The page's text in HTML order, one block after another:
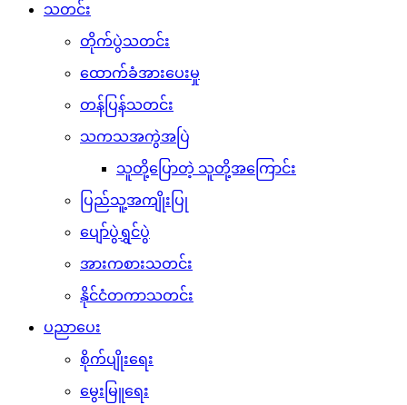
သတင်း
တိုက်ပွဲသတင်း
ထောက်ခံအားပေးမှု
တန်ပြန်သတင်း
သကသအကွဲအပြဲ
သူတို့ပြောတဲ့ သူတို့အကြောင်း
ပြည်သူ့အကျိုးပြု
ပျော်ပွဲရွှင်ပွဲ
အားကစားသတင်း
နိုင်ငံတကာသတင်း
ပညာပေး
စိုက်ပျိုးရေး
မွေးမြူရေး